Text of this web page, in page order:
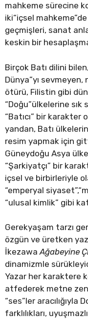
mahkeme sürecine
iki“içsel
geçmişleri, sanat
keskin bir
Birçok Batı dilini
Dünya”yı
ötürü, Filistin gibi
“Doğu”ülkelerine
“Batıcı” bir karakter
yandan, Batı
resim yapmak için
Güneydoğu Asya
“Şarkiyatçı” bir
içsel ve birbirleriyle
“emperyal
“ulusal kimlik” gibi
Gerekyaşam tarzı
özgün ve üretken
İkezawaAğabeyine
dinamizmle
Yazar her karaktere
atfederek metne
“ses”ler aracılığıyla
farklılıkları,